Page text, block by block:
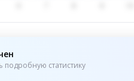
подробную статистику